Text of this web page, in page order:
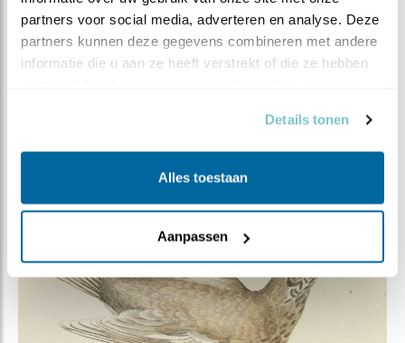
partners voor social media, adverteren en analyse. Deze
partners kunnen deze gegevens combineren met andere
informatie die u aan ze heeft verstrekt of die ze hebben
Details tonen
Alles toestaan
Aanpassen